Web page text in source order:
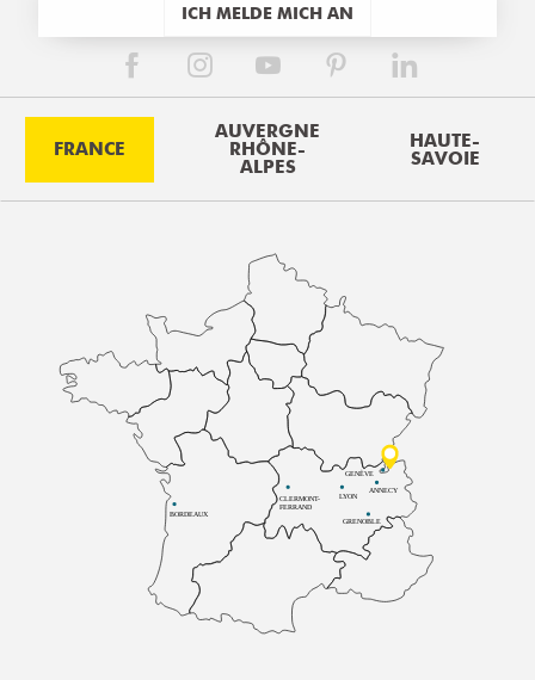
ICH MELDE MICH AN
FRANCE
AUVERGNE
RHÔNE-
ALPES
HAUTE-
SAVOIE
BORDEAUX
CLERMONT-
FERRAND
LYON
ANNECY
GRENOBLE
GENÈVE